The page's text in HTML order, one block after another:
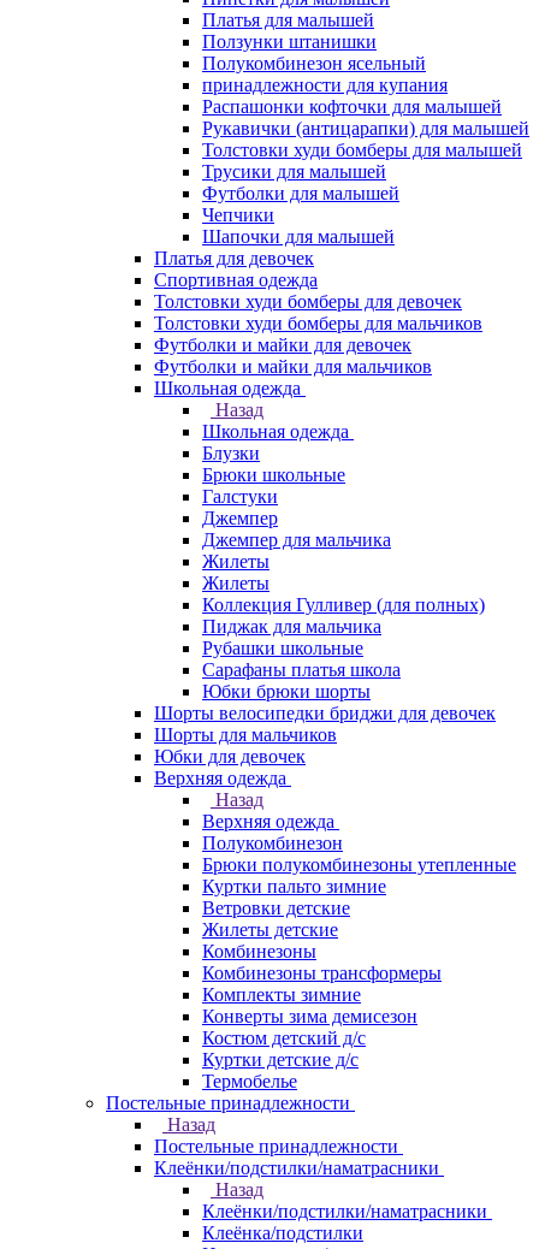
Платья для малышей
Ползунки штанишки
Полукомбинезон ясельный
принадлежности для купания
Распашонки кофточки для малышей
Рукавички (антицарапки) для малышей
Толстовки худи бомберы для малышей
Трусики для малышей
Футболки для малышей
Чепчики
Шапочки для малышей
Платья для девочек
Спортивная одежда
Толстовки худи бомберы для девочек
Толстовки худи бомберы для мальчиков
Футболки и майки для девочек
Футболки и майки для мальчиков
Школьная одежда
Назад
Школьная одежда
Блузки
Брюки школьные
Галстуки
Джемпер
Джемпер для мальчика
Жилеты
Жилеты
Коллекция Гулливер (для полных)
Пиджак для мальчика
Рубашки школьные
Сарафаны платья школа
Юбки брюки шорты
Шорты велосипедки бриджи для девочек
Шорты для мальчиков
Юбки для девочек
Верхняя одежда
Назад
Верхняя одежда
Полукомбинезон
Брюки полукомбинезоны утепленные
Куртки пальто зимние
Ветровки детские
Жилеты детские
Комбинезоны
Комбинезоны трансформеры
Комплекты зимние
Конверты зима демисезон
Костюм детский д/с
Куртки детские д/с
Термобелье
Постельные принадлежности
Назад
Постельные принадлежности
Клеёнки/подстилки/наматрасники
Назад
Клеёнки/подстилки/наматрасники
Клеёнка/подстилки